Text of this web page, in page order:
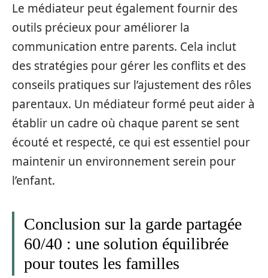
Le médiateur peut également fournir des
outils précieux pour améliorer la
communication entre parents. Cela inclut
des stratégies pour gérer les conflits et des
conseils pratiques sur l’ajustement des rôles
parentaux. Un médiateur formé peut aider à
établir un cadre où chaque parent se sent
écouté et respecté, ce qui est essentiel pour
maintenir un environnement serein pour
l’enfant.
Conclusion sur la garde partagée
60/40 : une solution équilibrée
pour toutes les familles